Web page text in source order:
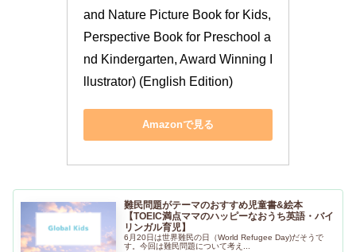
and Nature Picture Book for Kids,
Perspective Book for Preschool a
nd Kindergarten, Award Winning I
llustrator) (English Edition)
Amazonで見る
難民問題がテーマのおすすめ児童書&絵本
【TOEIC満点ママのハッピーなおうち英語・バイ
リンガル育児】
6月20日は世界難民の日（World Refugee Day)だそうで
す。今回は難民問題について考え...